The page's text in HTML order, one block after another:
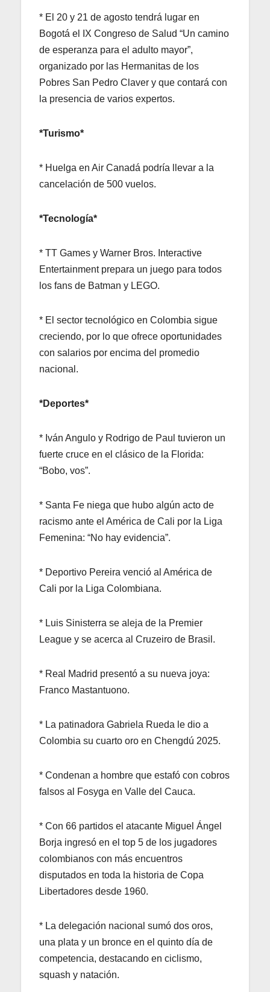
* El 20 y 21 de agosto tendrá lugar en
Bogotá el IX Congreso de Salud “Un camino
de esperanza para el adulto mayor”,
organizado por las Hermanitas de los
Pobres San Pedro Claver y que contará con
la presencia de varios expertos.
*Turismo*
* Huelga en Air Canadá podría llevar a la
cancelación de 500 vuelos.
*Tecnología*
* TT Games y Warner Bros. Interactive
Entertainment prepara un juego para todos
los fans de Batman y LEGO.
* El sector tecnológico en Colombia sigue
creciendo, por lo que ofrece oportunidades
con salarios por encima del promedio
nacional.
*Deportes*
* Iván Angulo y Rodrigo de Paul tuvieron un
fuerte cruce en el clásico de la Florida:
“Bobo, vos”.
* Santa Fe niega que hubo algún acto de
racismo ante el América de Cali por la Liga
Femenina: “No hay evidencia”.
* Deportivo Pereira venció al América de
Cali por la Liga Colombiana.
* Luis Sinisterra se aleja de la Premier
League y se acerca al Cruzeiro de Brasil.
* Real Madrid presentó a su nueva joya:
Franco Mastantuono.
* La patinadora Gabriela Rueda le dio a
Colombia su cuarto oro en Chengdú 2025.
* Condenan a hombre que estafó con cobros
falsos al Fosyga en Valle del Cauca.
* Con 66 partidos el atacante Miguel Ángel
Borja ingresó en el top 5 de los jugadores
colombianos con más encuentros
disputados en toda la historia de Copa
Libertadores desde 1960.
* La delegación nacional sumó dos oros,
una plata y un bronce en el quinto día de
competencia, destacando en ciclismo,
squash y natación.